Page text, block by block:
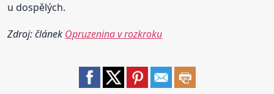
u dospělých.
Zdroj: článek Opruzenina v rozkroku